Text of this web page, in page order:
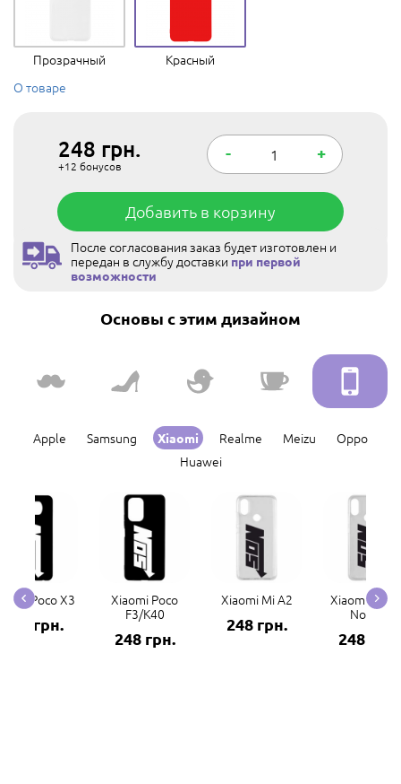
Прозрачный
Красный
О товаре
248 грн.
+12 бонусов
- +
Добавить в корзину
После согласования заказ будет изготовлен и
передан в службу доставки при первой
возможности
Основы с этим дизайном
Apple Samsung Xiaomi Realme Meizu
Oppo
Huawei
Poco X3
248 грн.
Xiaomi Poco
F3/K40
248 грн.
Xiaomi Mi A2
248 грн.
Xiaomi
Note 7
248 грн.